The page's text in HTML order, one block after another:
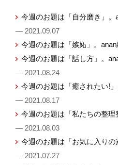
今週のお題は「自分磨き」。
— 2021.09.07
今週のお題は「嫉妬」。
今週のお題は「話し方」。
— 2021.08.24
今週のお題は「癒されたい!
— 2021.08.17
今週のお題は「私たちの整
— 2021.08.03
今週のお題は「お気に入り
— 2021.07.27